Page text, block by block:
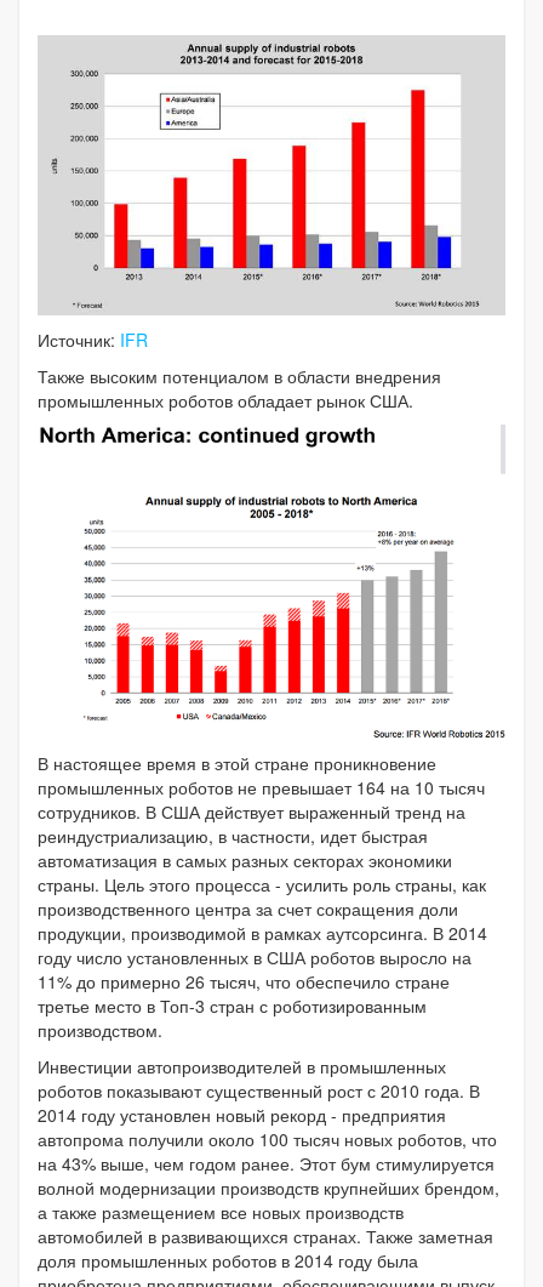
Источник: IFR
Также высоким потенциалом в области внедрения
промышленных роботов обладает рынок США.
В настоящее время в этой стране проникновение
промышленных роботов не превышает 164 на 10 тысяч
сотрудников. В США действует выраженный тренд на
реиндустриализацию, в частности, идет быстрая
автоматизация в самых разных секторах экономики
страны. Цель этого процесса - усилить роль страны, как
производственного центра за счет сокращения доли
продукции, производимой в рамках аутсорсинга. В 2014
году число установленных в США роботов выросло на
11% до примерно 26 тысяч, что обеспечило стране
третье место в Топ-3 стран с роботизированным
производством.
Инвестиции автопроизводителей в промышленных
роботов показывают существенный рост с 2010 года. В
2014 году установлен новый рекорд - предприятия
автопрома получили около 100 тысяч новых роботов, что
на 43% выше, чем годом ранее. Этот бум стимулируется
волной модернизации производств крупнейших брендом,
а также размещением все новых производств
автомобилей в развивающихся странах. Также заметная
доля промышленных роботов в 2014 году была